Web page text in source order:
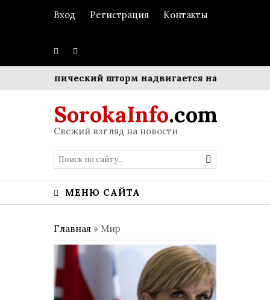
Вход Регистрация Контакты
Тропический шторм надвигается на Японию:
SorokaInfo.com
Свежий взгляд на новости
МЕНЮ САЙТА
Главная » Мир